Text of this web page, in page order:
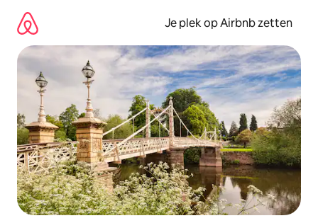
direct
naar
inhoud
Je plek op Airbnb zetten